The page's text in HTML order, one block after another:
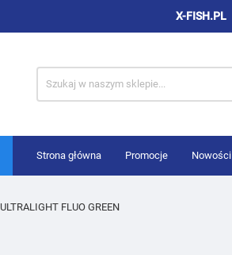
X-FISH.PL
Strona główna Promocje Nowości
ULTRALIGHT FLUO GREEN